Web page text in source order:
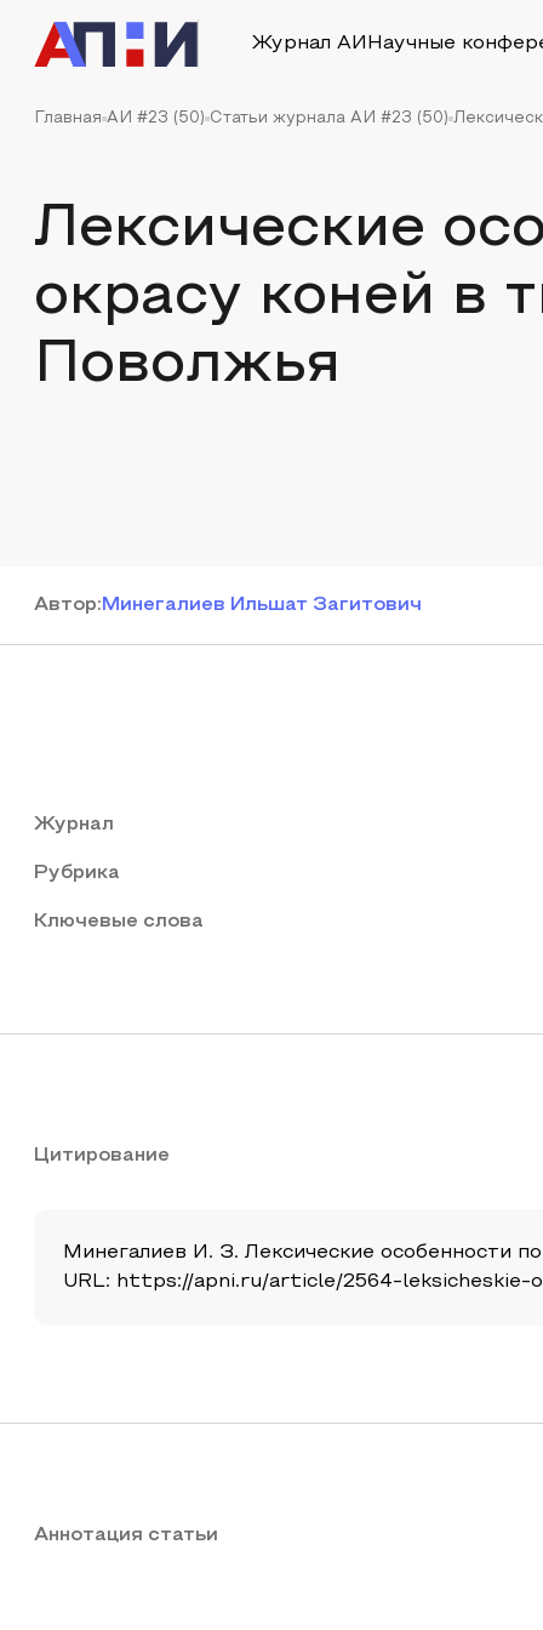
Журнал АИ Научные
Главная АИ #23 (50) Статьи журнала АИ #23 (50)
Лексические
окрасу коней в
Поволжья
Автор: Минегалиев Ильшат Загитович
Журнал
Рубрика
Ключевые слова
Цитирование
Минегалиев И. З. Лексические особенности
URL: https://apni.ru/article/2564-leksicheskie-
Аннотация статьи